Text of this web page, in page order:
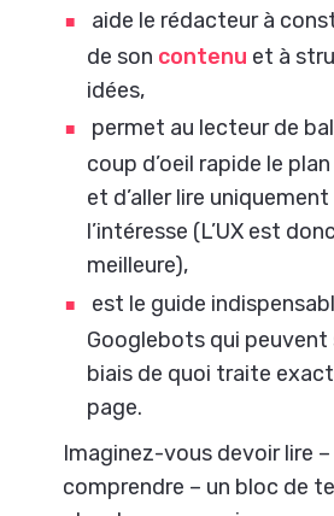
aide le rédacteur à
de son contenu et à
idées,
permet au lecteur de
coup d’oeil rapide le
et d’aller lire
l’intéresse (L’UX est
meilleure),
est le guide
Googlebots qui peuvent
biais de quoi traite
page.
Imaginez-vous devoir lire
comprendre – un bloc de